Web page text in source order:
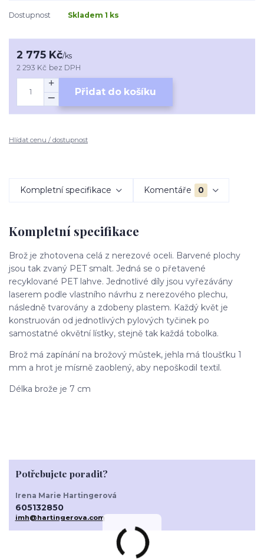
Dostupnost Skladem 1 ks
2 775 Kč/ks
2 293 Kč bez DPH
Přidat do košíku
Hlídat cenu / dostupnost
Kompletní specifikace Komentáře 0
Kompletní specifikace
Brož je zhotovena celá z nerezové oceli. Barvené plochy
jsou tak zvaný PET smalt. Jedná se o přetavené
recyklované PET lahve. Jednotlivé díly jsou vyřezávány
laserem podle vlastního návrhu z nerezového plechu,
následně tvarovány a zdobeny plastem. Každý květ je
konstruován od jednotlivých pylových tyčinek po
samostatné okvětní lístky, stejně tak každá tobolka.
Brož má zapínání na brožový můstek, jehla má tloušťku 1
mm a hrot je mísrně zaoblený, aby nepoškodil textil.
Délka brože je 7 cm
Potřebujete poradit?
Irena Marie Hartingerová
605132850
imh@hartingerova.com